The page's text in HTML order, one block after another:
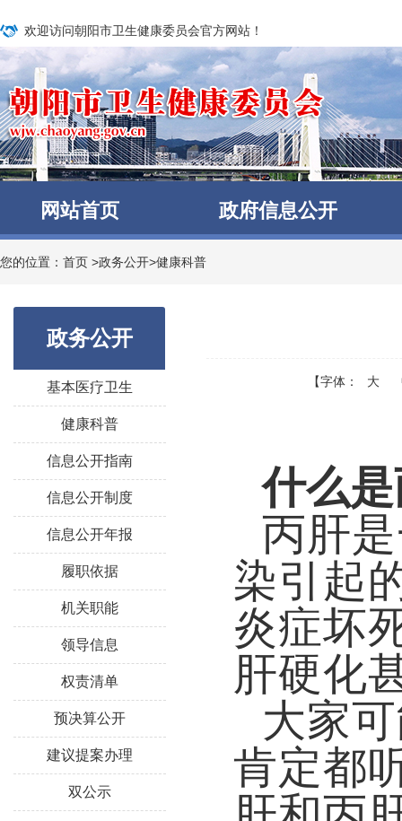
欢迎访问朝阳市卫生健康委员会官方网站！
网站首页 政府信息公开
您的位置： 首页 >政务公开>健康科普
政务公开
基本医疗卫生
健康科普
信息公开指南
信息公开制度
信息公开年报
履职依据
机关职能
领导信息
权责清单
预决算公开
建议提案办理
双公示
【字体： 大
什么
丙肝
染引起
炎症坏
肝硬化
大家
肯定都